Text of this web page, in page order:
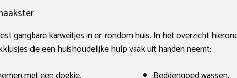
gangbare karweitjes in en rondom huis. In het overzicht
die een huishoudelijke hulp vaak uit handen neemt: